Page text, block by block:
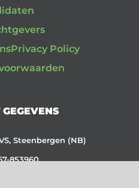
Privacy Policy
Steenbergen (NB)
853960